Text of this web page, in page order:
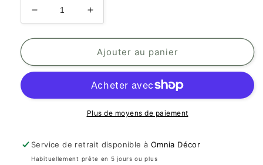
Réduire
la
quantité
Porte
personnalisé
Augmenter
la
quantité
de
Porte
personnalisé
Ajouter au panier
Plus de moyens de paiement
Service de retrait disponible à Omnia Décor
Habituellement prête en 5 jours ou plus